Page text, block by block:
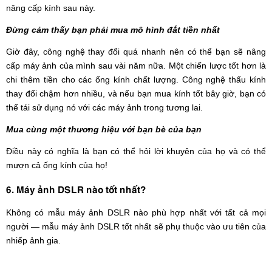
nâng cấp kính sau này.
Đừng cảm thấy bạn phải mua mô hình đắt tiền nhất
Giờ đây, công nghệ thay đổi quá nhanh nên có thể bạn sẽ nâng
cấp máy ảnh của mình sau vài năm nữa. Một chiến lược tốt hơn là
chi thêm tiền cho các ống kính chất lượng. Công nghệ thấu kính
thay đổi chậm hơn nhiều, và nếu bạn mua kính tốt bây giờ, bạn có
thể tái sử dụng nó với các máy ảnh trong tương lai.
Mua cùng một thương hiệu với bạn bè của bạn
Điều này có nghĩa là bạn có thể hỏi lời khuyên của họ và có thể
mượn cả ống kính của họ!
6. Máy ảnh DSLR nào tốt nhất?
Không có mẫu máy ảnh DSLR nào phù hợp nhất với tất cả mọi
người — mẫu máy ảnh DSLR tốt nhất sẽ phụ thuộc vào ưu tiên của
nhiếp ảnh gia.